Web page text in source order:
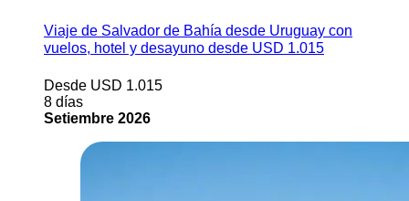
Viaje de Salvador de Bahía desde Uruguay con
vuelos, hotel y desayuno desde USD 1.015
Desde USD 1.015
8 días
Setiembre 2026